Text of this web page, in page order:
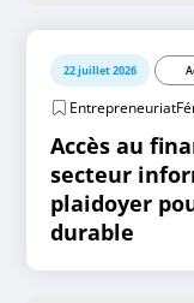
22 juillet 2026
Accès au
secteur
plaidoyer
durable